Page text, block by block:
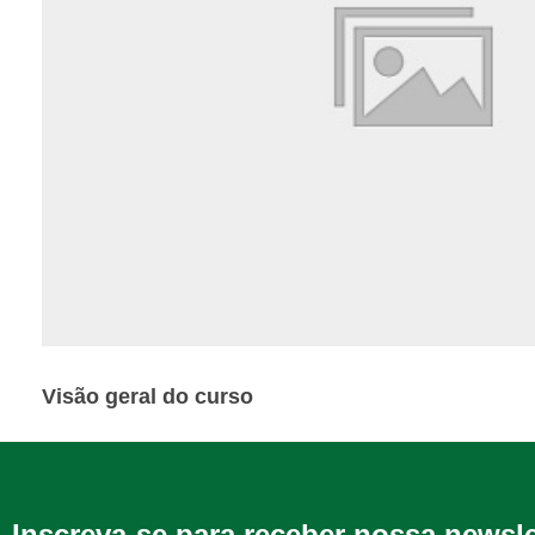
Visão geral do curso